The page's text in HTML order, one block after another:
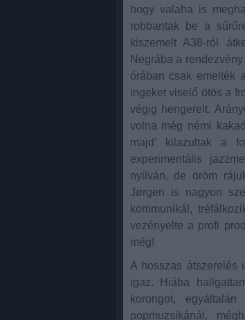
hogy valaha is
robbantak be a
kiszemelt A38-ról
Negrába a
órában csak emelték
ingeket viselő ötös a
végig hengerelt.
volna még némi
majd’ kilazultak a
experimentális
nyilván, de öröm
Jørgen is nagyon
kommunikál,
vezényelte a profi
még!
A hosszas átszerelés
igaz. Hiába
korongot,
popmuzsikánál,